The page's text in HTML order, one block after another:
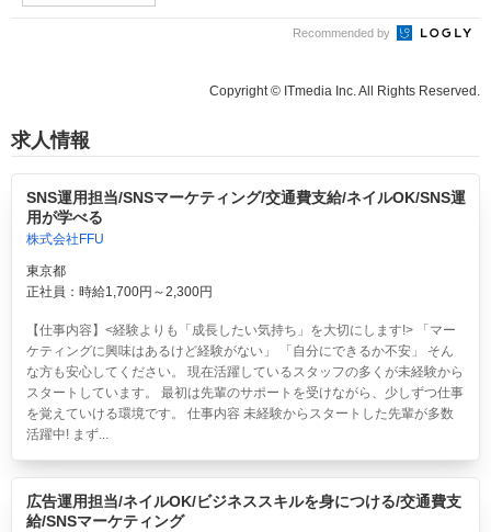
Recommended by
Copyright © ITmedia Inc. All Rights Reserved.
求人情報
SNS運用担当/SNSマーケティング/交通費支給/ネイルOK/SNS運
用が学べる
株式会社FFU
東京都
正社員：時給1,700円～2,300円
【仕事内容】<経験よりも「成長したい気持ち」を大切にします!> 「マー
ケティングに興味はあるけど経験がない」 「自分にできるか不安」 そん
な方も安心してください。 現在活躍しているスタッフの多くが未経験から
スタートしています。 最初は先輩のサポートを受けながら、少しずつ仕事
を覚えていける環境です。 仕事内容 未経験からスタートした先輩が多数
活躍中! まず...
広告運用担当/ネイルOK/ビジネススキルを身につける/交通費支
給/SNSマーケティング